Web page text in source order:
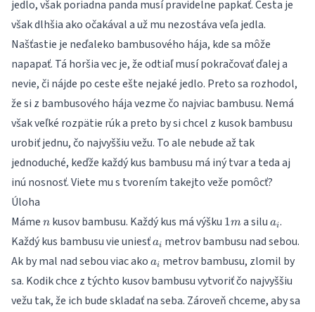
jedlo, však poriadna panda musí pravidelne papkať. Cesta je
však dlhšia ako očakával a už mu nezostáva veľa jedla.
Našťastie je neďaleko bambusového hája, kde sa môže
napapať. Tá horšia vec je, že odtiaľ musí pokračovať ďalej a
nevie, či nájde po ceste ešte nejaké jedlo. Preto sa rozhodol,
že si z bambusového hája vezme čo najviac bambusu. Nemá
však veľké rozpätie rúk a preto by si chcel z kusok bambusu
urobiť jednu, čo najvyššiu vežu. To ale nebude až tak
jednoduché, keďže každý kus bambusu má iný tvar a teda aj
inú nosnosť. Viete mu s tvorením takejto veže pomôcť?
Úloha
Máme n
n kusov bambusu. Každý kus má výšku 1m
1ma silu a_i
ai.
Každý kus bambusu vie uniesťa_i
ai metrov bambusu nad sebou.
Ak by mal nad sebou viac ako a_i
ai metrov bambusu, zlomil by
sa. Kodik chce z týchto kusov bambusu vytvoriť čo najvyššiu
vežu tak, že ich bude skladať na seba. Zároveň chceme, aby sa